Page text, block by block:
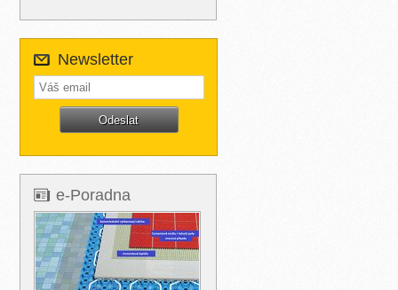
Newsletter
e-Poradna